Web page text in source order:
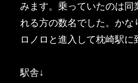
みます。乗っていたのは同
れる方の数名でした。かな
ロノロと進入して枕崎駅に
駅舎↓